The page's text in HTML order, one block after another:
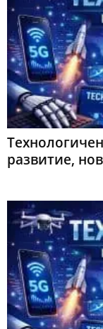
развитие,